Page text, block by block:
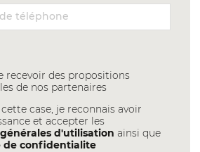
recevoir des propositions
de nos partenaires
case, je reconnais avoir
et accepter les
d'utilisation ainsi que
de confidentialite